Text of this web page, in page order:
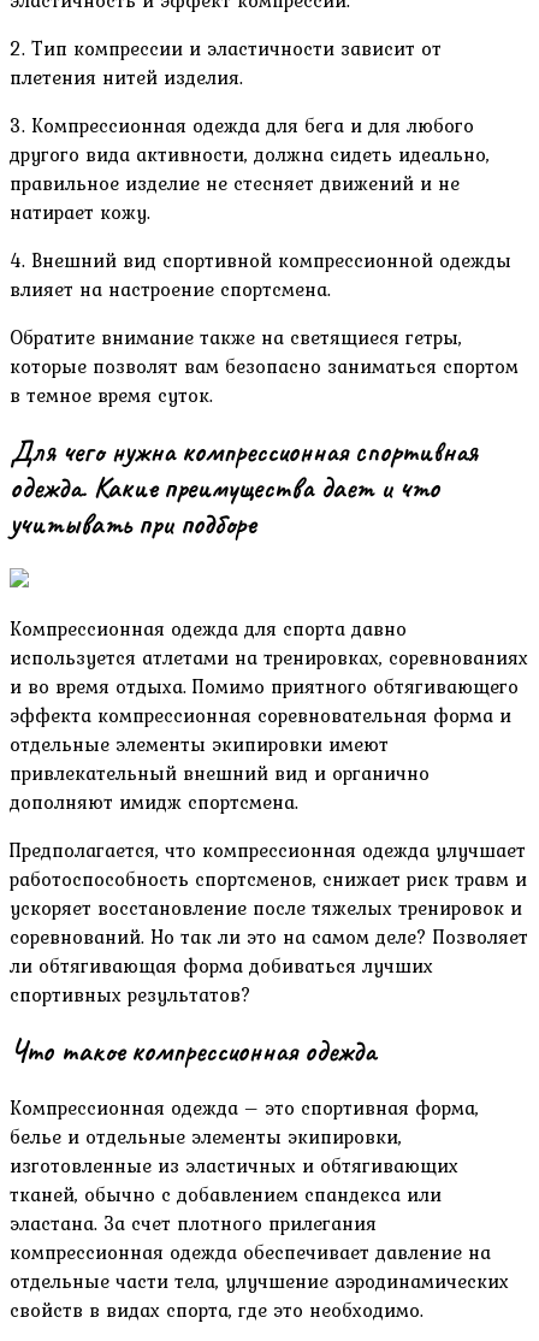
2. Тип компрессии и эластичности зависит от
плетения нитей изделия.
3. Компрессионная одежда для бега и для любого
другого вида активности, должна сидеть идеально,
правильное изделие не стесняет движений и не
натирает кожу.
4. Внешний вид спортивной компрессионной одежды
влияет на настроение спортсмена.
Обратите внимание также на светящиеся гетры,
которые позволят вам безопасно заниматься спортом
в темное время суток.
Для чего нужна компрессионная спортивная
одежда. Какие преимущества дает и что
учитывать при подборе
Компрессионная одежда для спорта давно
используется атлетами на тренировках, соревнованиях
и во время отдыха. Помимо приятного обтягивающего
эффекта компрессионная соревновательная форма и
отдельные элементы экипировки имеют
привлекательный внешний вид и органично
дополняют имидж спортсмена.
Предполагается, что компрессионная одежда улучшает
работоспособность спортсменов, снижает риск травм и
ускоряет восстановление после тяжелых тренировок и
соревнований. Но так ли это на самом деле? Позволяет
ли обтягивающая форма добиваться лучших
спортивных результатов?
Что такое компрессионная одежда
Компрессионная одежда – это спортивная форма,
белье и отдельные элементы экипировки,
изготовленные из эластичных и обтягивающих
тканей, обычно с добавлением спандекса или
эластана. За счет плотного прилегания
компрессионная одежда обеспечивает давление на
отдельные части тела, улучшение аэродинамических
свойств в видах спорта, где это необходимо.